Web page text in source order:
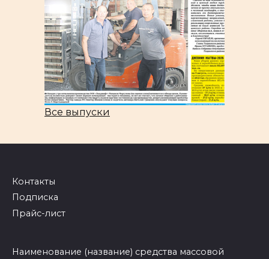
Все выпуски
Контакты
Подписка
Прайс-лист
Наименование (название) средства массовой